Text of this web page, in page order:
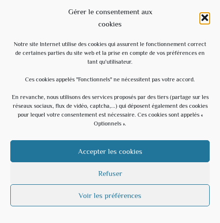
Gérer le consentement aux
cookies
Notre site Internet utilise des cookies qui assurent le fonctionnement correct
de certaines parties du site web et la prise en compte de vos préférences en
tant qu’utilisateur.
Ces cookies appelés "Fonctionnels" ne nécessitent pas votre accord.
En revanche, nous utilisons des services proposés par des tiers (partage sur les
réseaux sociaux, flux de vidéo, captcha,...) qui déposent également des cookies
pour lequel votre consentement est nécessaire. Ces cookies sont appelés «
Optionnels ».
Accepter les cookies
Refuser
Voir les préférences
17 18 19 20 21 22 23
28 29 30
« Mar
LE SITE OFFICIEL DE LA MUNICIPALITÉ
ARTICLES RÉCENTS
Enquête publique chemins ruraux
3 mars 2026